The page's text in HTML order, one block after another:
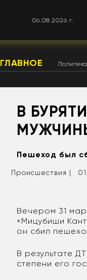
06.08.2026 г.
ГЛАВНОЕ Политика
В
Пешеход был
Происшествия |
Вечером 31
«Мицубиши
он сбил
В результате
степени его